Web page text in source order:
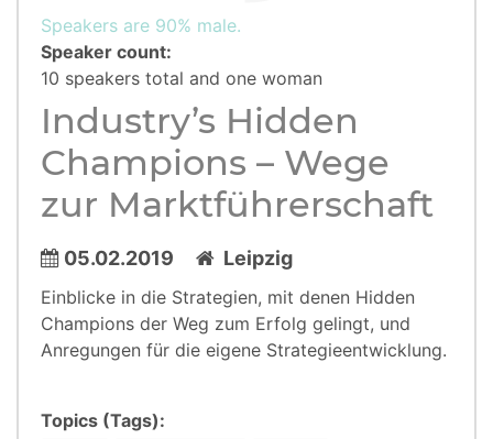
Speakers are 90% male.
Speaker count:
10 speakers total and one woman
Industry’s Hidden
Champions – Wege
zur Marktführerschaft
05.02.2019 Leipzig
Einblicke in die Strategien, mit denen Hidden
Champions der Weg zum Erfolg gelingt, und
Anregungen für die eigene Strategieentwicklung.
Topics (Tags):